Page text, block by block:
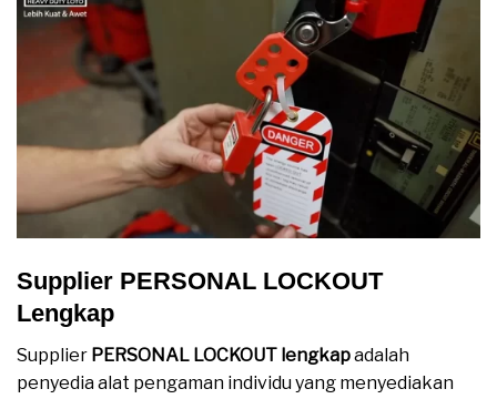
Supplier PERSONAL LOCKOUT
Lengkap
Supplier PERSONAL LOCKOUT lengkapadalah
penyedia alat pengaman individu yang menyediakan